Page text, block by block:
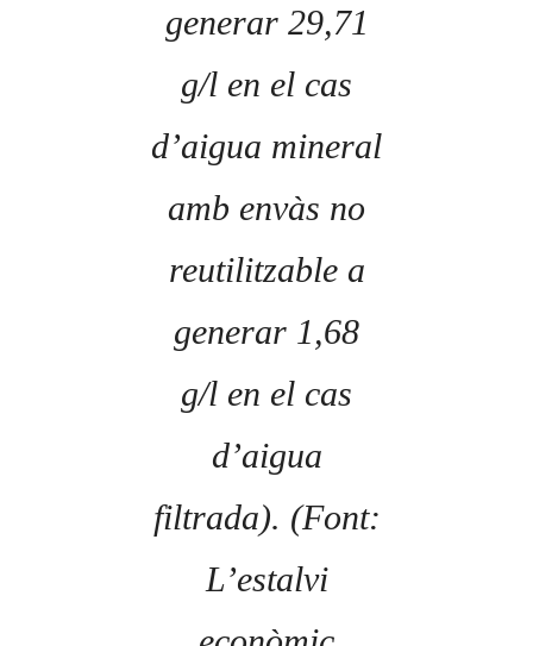
generar 29,71
g/l en el cas
d’aigua mineral
amb envàs no
reutilitzable a
generar 1,68
g/l en el cas
d’aigua
filtrada). (Font:
L’estalvi